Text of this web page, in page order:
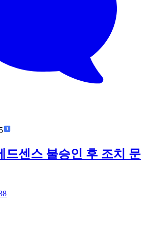
드센스 불승인 후 조치 문